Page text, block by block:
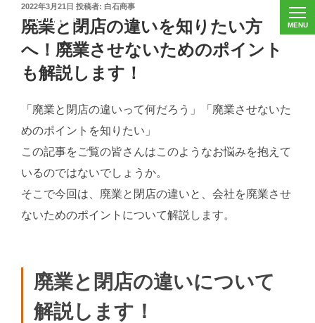
投
稿
日:
2022年3月21日 投稿者: 白石商事
廃業と閉店の違いを知りたい方
へ！廃業させないためのポイント
も解説します！
「廃業と閉店の違いって何だろう」「廃業させないた
めのポイントを知りたい」
この記事をご覧の皆さんはこのようなお悩みを抱えて
いるのではないでしょうか。
そこで今回は、廃業と閉店の違いと、会社を廃業させ
ないためのポイントについて解説します。
廃業と閉店の違いについて
解説します！